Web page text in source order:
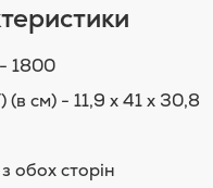
- 1800
(в см) - 11,9 x 41 x 30,8
обох сторін